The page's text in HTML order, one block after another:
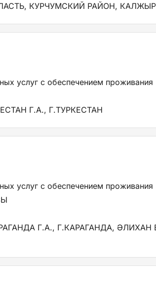
КУРЧУМСКИЙ РАЙОН,
услуг с обеспечением проживания
Г.А., Г.ТУРКЕСТАН
услуг с обеспечением проживания
Г.А., Г.КАРАГАНДА,